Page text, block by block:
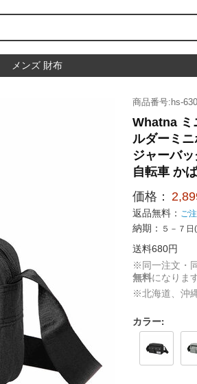
メンズ 財布
商品番号:hs-630
Whatna ミ
ルダーミ
ジャーバ
自転車 か
価格：
返品無料： ご
納期： ５－７
送料680円
※同一注文・
無料になりま
※北海道、沖
カラー: